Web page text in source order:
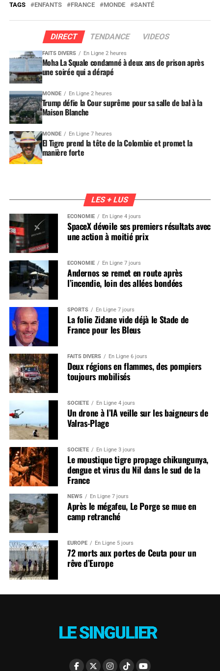
TAGS ENFANTS FRANCE MONDE SANTÉ
DIRECT TENDANCE VIDEOS
FAITS DIVERS En Ligne 2 heures
Moha La Squale condamné à deux ans de prison après
une soirée qui a dérapé
MONDE En Ligne 2 heures
Trump défie la Cour suprême pour sa salle de bal à la
Maison Blanche
MONDE En Ligne 7 heures
El Tigre prend la tête de la Colombie et promet la
manière forte
LES + LUS
ÉCONOMIE En Ligne 4 jours
SpaceX dévoile ses premiers résultats avec
une action à moitié prix
ÉCONOMIE En Ligne 7 jours
Andernos se remet en route après
l’incendie, loin des allées bondées
SPORTS En Ligne 7 jours
La folie Zidane vide déjà le Stade de
France pour les Bleus
FAITS DIVERS En Ligne 6 jours
Deux régions en flammes, des pompiers
toujours mobilisés
SOCIÉTÉ En Ligne 4 jours
Un drone à l’IA veille sur les baigneurs de
Valras-Plage
SOCIÉTÉ En Ligne 3 jours
Le moustique tigre propage chikungunya,
dengue et virus du Nil dans le sud de la
France
NEWS En Ligne 7 jours
Après le mégafeu, Le Porge se mue en
camp retranché
EUROPE En Ligne 5 jours
72 morts aux portes de Ceuta pour un
rêve d’Europe